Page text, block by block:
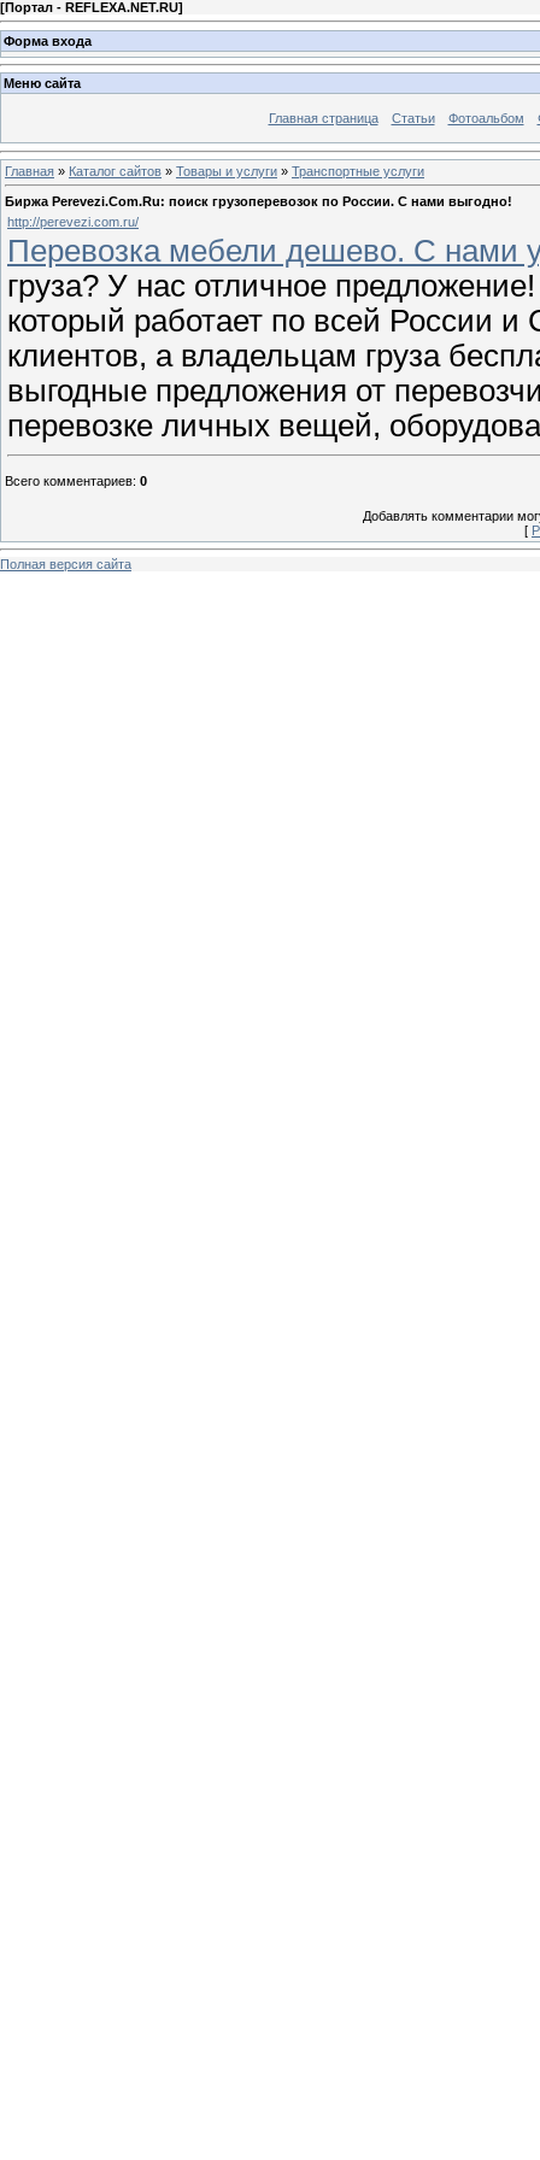
[Портал - REFLEXA.NET.RU]
Форма входа
Меню сайта
Главная страница Статьи Фотоальбом
Главная » Каталог сайтов » Товары и услуги » Транспортные услуги
Биржа Perevezi.Com.Ru: поиск грузоперевозок по России. С нами выгодно!
http://perevezi.com.ru/
Перевозка мебели дешево. С нами
груза? У нас отличное
который работает по всей России
клиентов, а владельцам груза
выгодные предложения от
перевозке личных вещей,
Всего комментариев: 0
Добавлять комментарии
[
Полная версия сайта